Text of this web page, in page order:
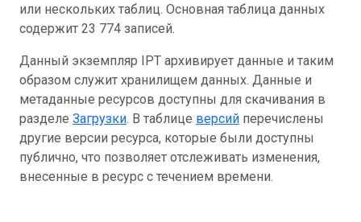
или нескольких таблиц. Основная таблица данных
содержит 23 774 записей.
Данный экземпляр IPT архивирует данные и таким
образом служит хранилищем данных. Данные и
метаданные ресурсов доступны для скачивания в
разделе Загрузки. В таблице версий перечислены
другие версии ресурса, которые были доступны
публично, что позволяет отслеживать изменения,
внесенные в ресурс с течением времени.